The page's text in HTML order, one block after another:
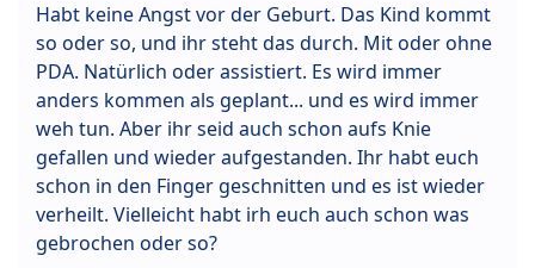
Habt keine Angst vor der Geburt. Das Kind kommt
so oder so, und ihr steht das durch. Mit oder ohne
PDA. Natürlich oder assistiert. Es wird immer
anders kommen als geplant... und es wird immer
weh tun. Aber ihr seid auch schon aufs Knie
gefallen und wieder aufgestanden. Ihr habt euch
schon in den Finger geschnitten und es ist wieder
verheilt. Vielleicht habt irh euch auch schon was
gebrochen oder so?